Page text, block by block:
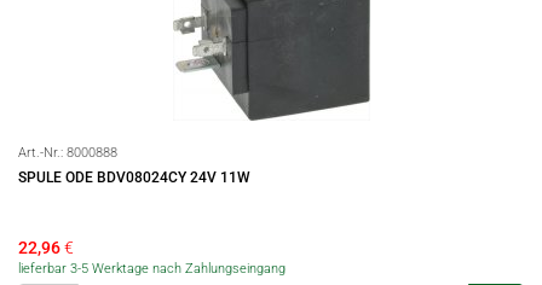
Art.-Nr.: 8000888
SPULE ODE BDV08024CY 24V 11W
22,96€
lieferbar 3-5 Werktage nach Zahlungseingang